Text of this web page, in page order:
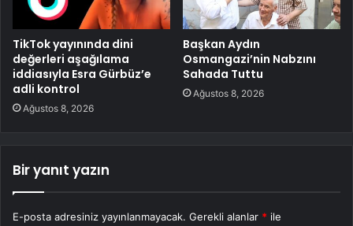
TikTok yayınında dini
değerleri aşağılama
iddiasıyla Esra Gürbüz’e
adli kontrol
Ağustos 8, 2026
Başkan Aydın
Osmangazi’nin Nabzını
Sahada Tuttu
Ağustos 8, 2026
Bir yanıt yazın
E-posta adresiniz yayınlanmayacak. Gerekli alanlar * ile